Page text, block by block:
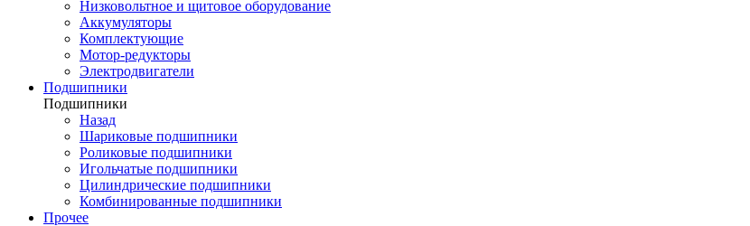
Низковольтное и щитовое оборудование
Аккумуляторы
Комплектующие
Мотор-редукторы
Электродвигатели
Подшипники
Подшипники
Назад
Шариковые подшипники
Роликовые подшипники
Игольчатые подшипники
Цилиндрические подшипники
Комбинированные подшипники
Прочее